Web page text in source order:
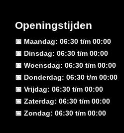
Openingstijden
📅 Maandag: 06:30 t/m 00:00
📅 Dinsdag: 06:30 t/m 00:00
📅 Woensdag: 06:30 t/m 00:00
📅 Donderdag: 06:30 t/m 00:00
📅 Vrijdag: 06:30 t/m 00:00
📅 Zaterdag: 06:30 t/m 00:00
📅 Zondag: 06:30 t/m 00:00